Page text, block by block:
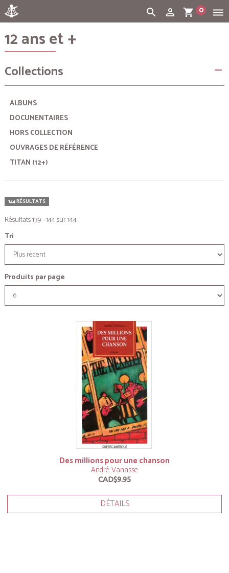
dehaze
shopping_cart 0
person_outline
search
Cart:(vide)
12 ans et +
Collections remove
ALBUMS
DOCUMENTAIRES
HORS COLLECTION
OUVRAGES DE RÉFÉRENCE
TITAN (12+)
144 RÉSULTATS
Résultats 139 - 144 sur 144
Tri
Produits par page
Des millions pour une chanson
André Vanasse
CAD$9.95
DÉTAILS